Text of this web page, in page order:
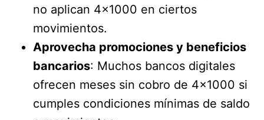
no aplican 4×1000 en ciertos
movimientos.
Aprovecha promociones y beneficios
bancarios: Muchos bancos digitales
ofrecen meses sin cobro de 4×1000 si
cumples condiciones mínimas de saldo